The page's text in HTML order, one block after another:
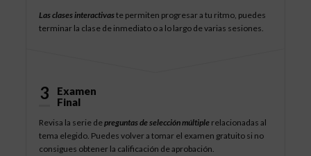
Las clases interactivaste permiten progresar a tu ritmo, puedes
terminar la clase de inmediato o a lo largo de varias sesiones.
3
Examen
Final
Revisa la serie depreguntas de selección múltiple relacionadas al
tema elegido. Puedes volver a tomar el examen gratuito si no
consigues obtener la calificación de aprobación.